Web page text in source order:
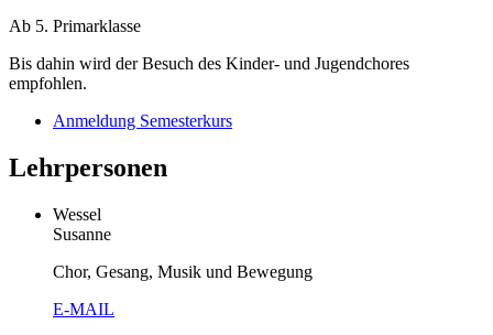
Ab 5. Primarklasse
Bis dahin wird der Besuch des Kinder- und Jugendchores
empfohlen.
Anmeldung Semesterkurs
Lehrpersonen
Wessel
Susanne
Chor, Gesang, Musik und Bewegung
E-MAIL